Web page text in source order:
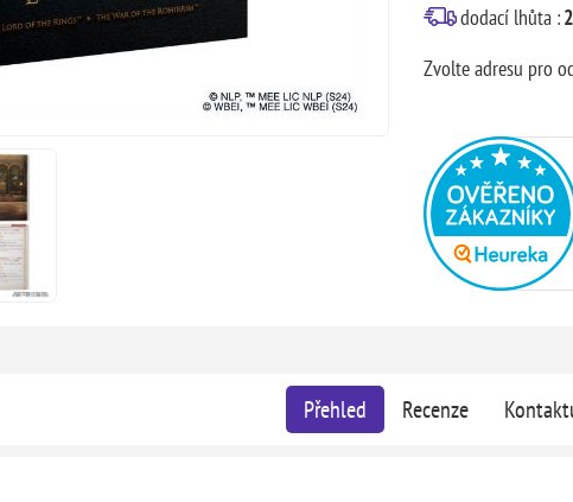
dodací lhůta :
Zvolte adresu pro
Přehled Recenze